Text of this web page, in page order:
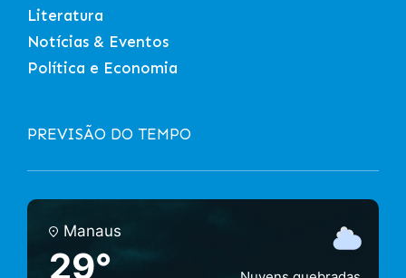
Literatura
Notícias & Eventos
Política e Economia
PREVISÃO DO TEMPO
Manaus
29°